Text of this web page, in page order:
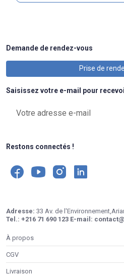
Demande de rendez-vous
Prise de
Saisissez votre e-mail pour
Restons connectés !
Adresse: 33 Av. de
Tel.: +216 71 690 123 E-mail:
À propos
CGV
Livraison